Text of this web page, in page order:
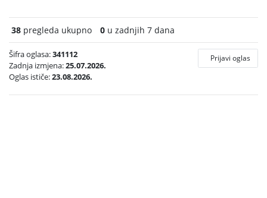
38 pregleda ukupno 0 u zadnjih 7 dana
Šifra oglasa:341112
Zadnja izmjena:25.07.2026.
Oglas ističe:23.08.2026.
Prijavi oglas